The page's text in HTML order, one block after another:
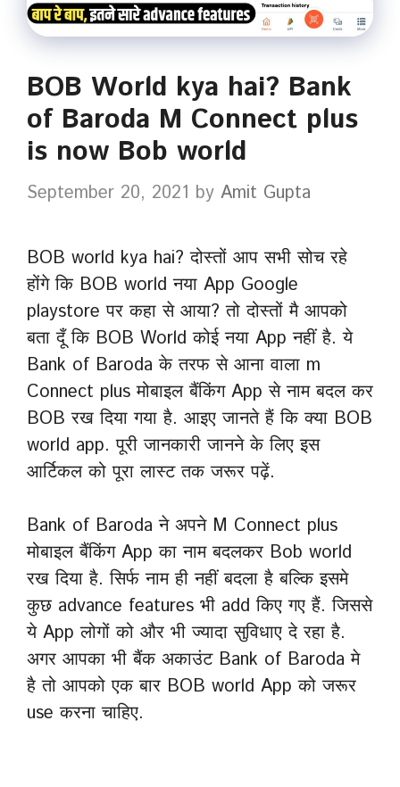
BOB World kya hai? Bank
of Baroda M Connect plus
is now Bob world
September 20, 2021 by Amit Gupta
BOB world kya hai? दोस्तों आप सभी सोच रहे
होंगे कि BOB world नया App Google
playstore पर कहा से आया? तो दोस्तों मै आपको
बता दूँ कि BOB World कोई नया App नहीं है. ये
Bank of Baroda के तरफ से आना वाला m
Connect plus मोबाइल बैंकिंग App से नाम बदल कर
BOB रख दिया गया है. आइए जानते हैं कि क्या BOB
world app. पूरी जानकारी जानने के लिए इस
आर्टिकल को पूरा लास्ट तक जरूर पढ़ें.
Bank of Baroda ने अपने M Connect plus
मोबाइल बैंकिंग App का नाम बदलकर Bob world
रख दिया है. सिर्फ नाम ही नहीं बदला है बल्कि इसमे
कुछ advance features भी add किए गए हैं. जिससे
ये App लोगों को और भी ज्यादा सुविधाए दे रहा है.
अगर आपका भी बैंक अकाउंट Bank of Baroda मे
है तो आपको एक बार BOB world App को जरूर
use करना चाहिए.